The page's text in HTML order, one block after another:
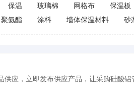
保温 玻璃棉 网格布 保温板
聚氨酯 涂料 墙体保温材料 砂
供应，立即发布供应产品，让采购硅酸铝